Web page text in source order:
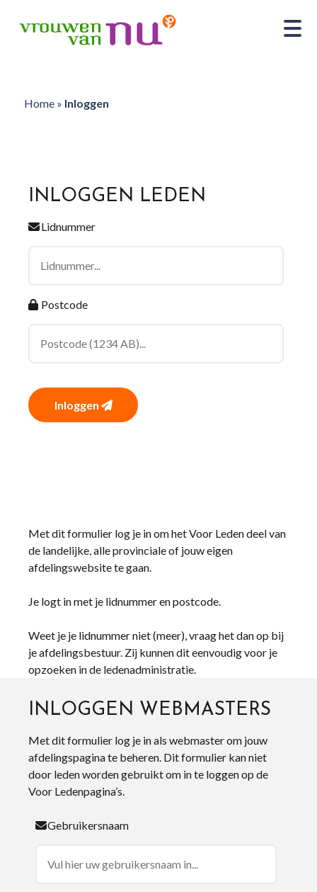
Home» Inloggen
INLOGGEN LEDEN
Lidnummer
Postcode
Inloggen
Met dit formulier log je in om het Voor Leden deel van
de landelijke, alle provinciale of jouw eigen
afdelingswebsite te gaan.
Je logt in met je lidnummer en postcode.
Weet je je lidnummer niet (meer), vraag het dan op bij
je afdelingsbestuur. Zij kunnen dit eenvoudig voor je
opzoeken in de ledenadministratie.
INLOGGEN WEBMASTERS
Met dit formulier log je in als webmaster om jouw
afdelingspagina te beheren. Dit formulier kan niet
door leden worden gebruikt om in te loggen op de
Voor Ledenpagina’s.
Gebruikersnaam